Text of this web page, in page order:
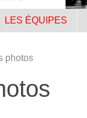
LES ÉQUIPES
photos